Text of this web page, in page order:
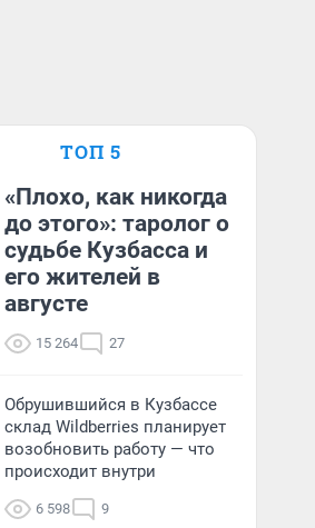
ТОП 5
«Плохо, как никогда
до этого»: таролог о
судьбе Кузбасса и
его жителей в
августе
15 264 27
Обрушившийся в Кузбассе
склад Wildberries планирует
возобновить работу — что
происходит внутри
6 598 9